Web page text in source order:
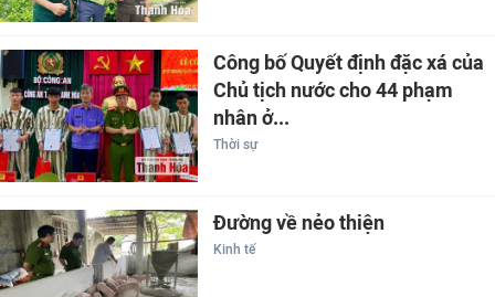
Công bố Quyết định đặc xá của
Chủ tịch nước cho 44 phạm
nhân ở...
Thời sự
Đường về nẻo thiện
Kinh tế